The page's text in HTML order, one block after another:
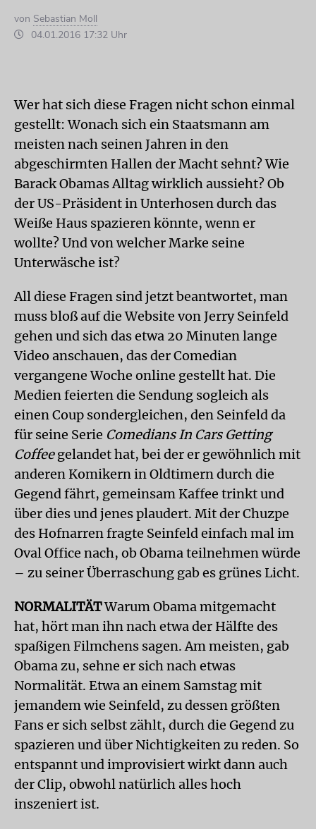
von Sebastian Moll
04.01.2016 17:32 Uhr
Wer hat sich diese Fragen nicht schon einmal
gestellt: Wonach sich ein Staatsmann am
meisten nach seinen Jahren in den
abgeschirmten Hallen der Macht sehnt? Wie
Barack Obamas Alltag wirklich aussieht? Ob
der US-Präsident in Unterhosen durch das
Weiße Haus spazieren könnte, wenn er
wollte? Und von welcher Marke seine
Unterwäsche ist?
All diese Fragen sind jetzt beantwortet, man
muss bloß auf die Website von Jerry Seinfeld
gehen und sich das etwa 20 Minuten lange
Video anschauen, das der Comedian
vergangene Woche online gestellt hat. Die
Medien feierten die Sendung sogleich als
einen Coup sondergleichen, den Seinfeld da
für seine Serie Comedians In Cars Getting
Coffeegelandet hat, bei der er gewöhnlich mit
anderen Komikern in Oldtimern durch die
Gegend fährt, gemeinsam Kaffee trinkt und
über dies und jenes plaudert. Mit der Chuzpe
des Hofnarren fragte Seinfeld einfach mal im
Oval Office nach, ob Obama teilnehmen würde
– zu seiner Überraschung gab es grünes Licht.
NORMALITÄTWarum Obama mitgemacht
hat, hört man ihn nach etwa der Hälfte des
spaßigen Filmchens sagen. Am meisten, gab
Obama zu, sehne er sich nach etwas
Normalität. Etwa an einem Samstag mit
jemandem wie Seinfeld, zu dessen größten
Fans er sich selbst zählt, durch die Gegend zu
spazieren und über Nichtigkeiten zu reden. So
entspannt und improvisiert wirkt dann auch
der Clip, obwohl natürlich alles hoch
inszeniert ist.